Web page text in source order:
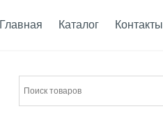
Главная Каталог Контакты